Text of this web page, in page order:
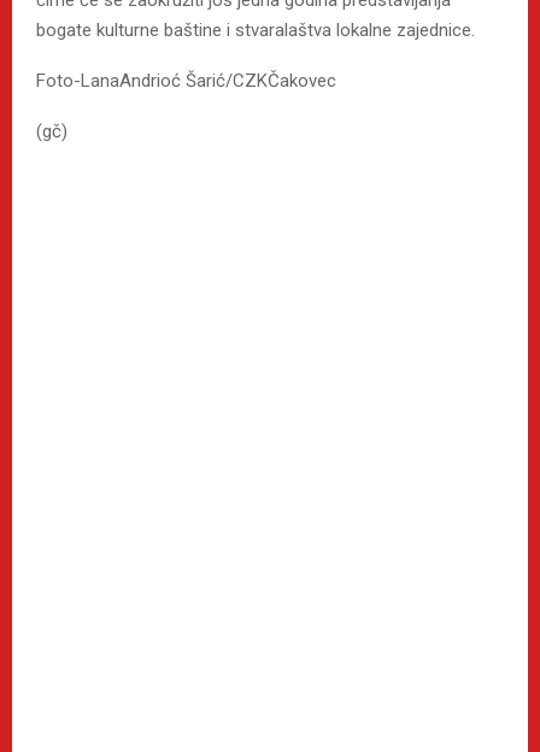
bogate kulturne baštine i stvaralaštva lokalne zajednice.
Foto-LanaAndrioć Šarić/CZKČakovec
(gč)